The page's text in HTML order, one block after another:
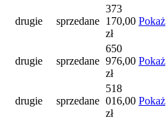
drugie sprzedane
373
170,00
zł
Pokaż
drugie sprzedane
650
976,00
zł
Pokaż
drugie sprzedane
518
016,00
zł
Pokaż